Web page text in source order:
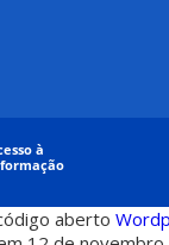
aberto